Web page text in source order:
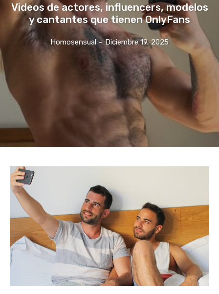
Videos de actores, influencers, modelos
y cantantes que tienen OnlyFans
Homosensual - Diciembre 19, 2025